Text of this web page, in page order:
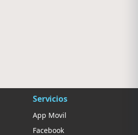
Servicios
App Movil
Facebook